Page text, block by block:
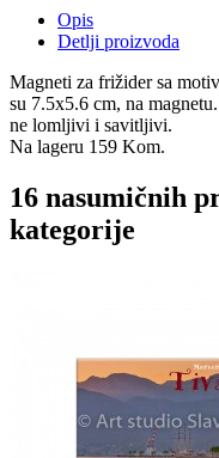
Opis
Detlji proizvoda
Magneti za frižider sa
su 7.5x5.6 cm, na
ne lomljivi i savitljivi.
Na lageru 159 Kom.
16 nasumičnih
kategorije